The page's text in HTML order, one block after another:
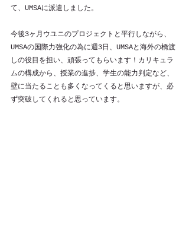
て、UMSAに派遣しました。
今後3ヶ月ウユニのプロジェクトと平行しながら、
UMSAの国際力強化の為に週3日、UMSAと海外の橋渡
しの役目を担い、頑張ってもらいます！カリキュラ
ムの構成から、授業の進捗、学生の能力判定など、
壁に当たることも多くなってくると思いますが、必
ず突破してくれると思っています。